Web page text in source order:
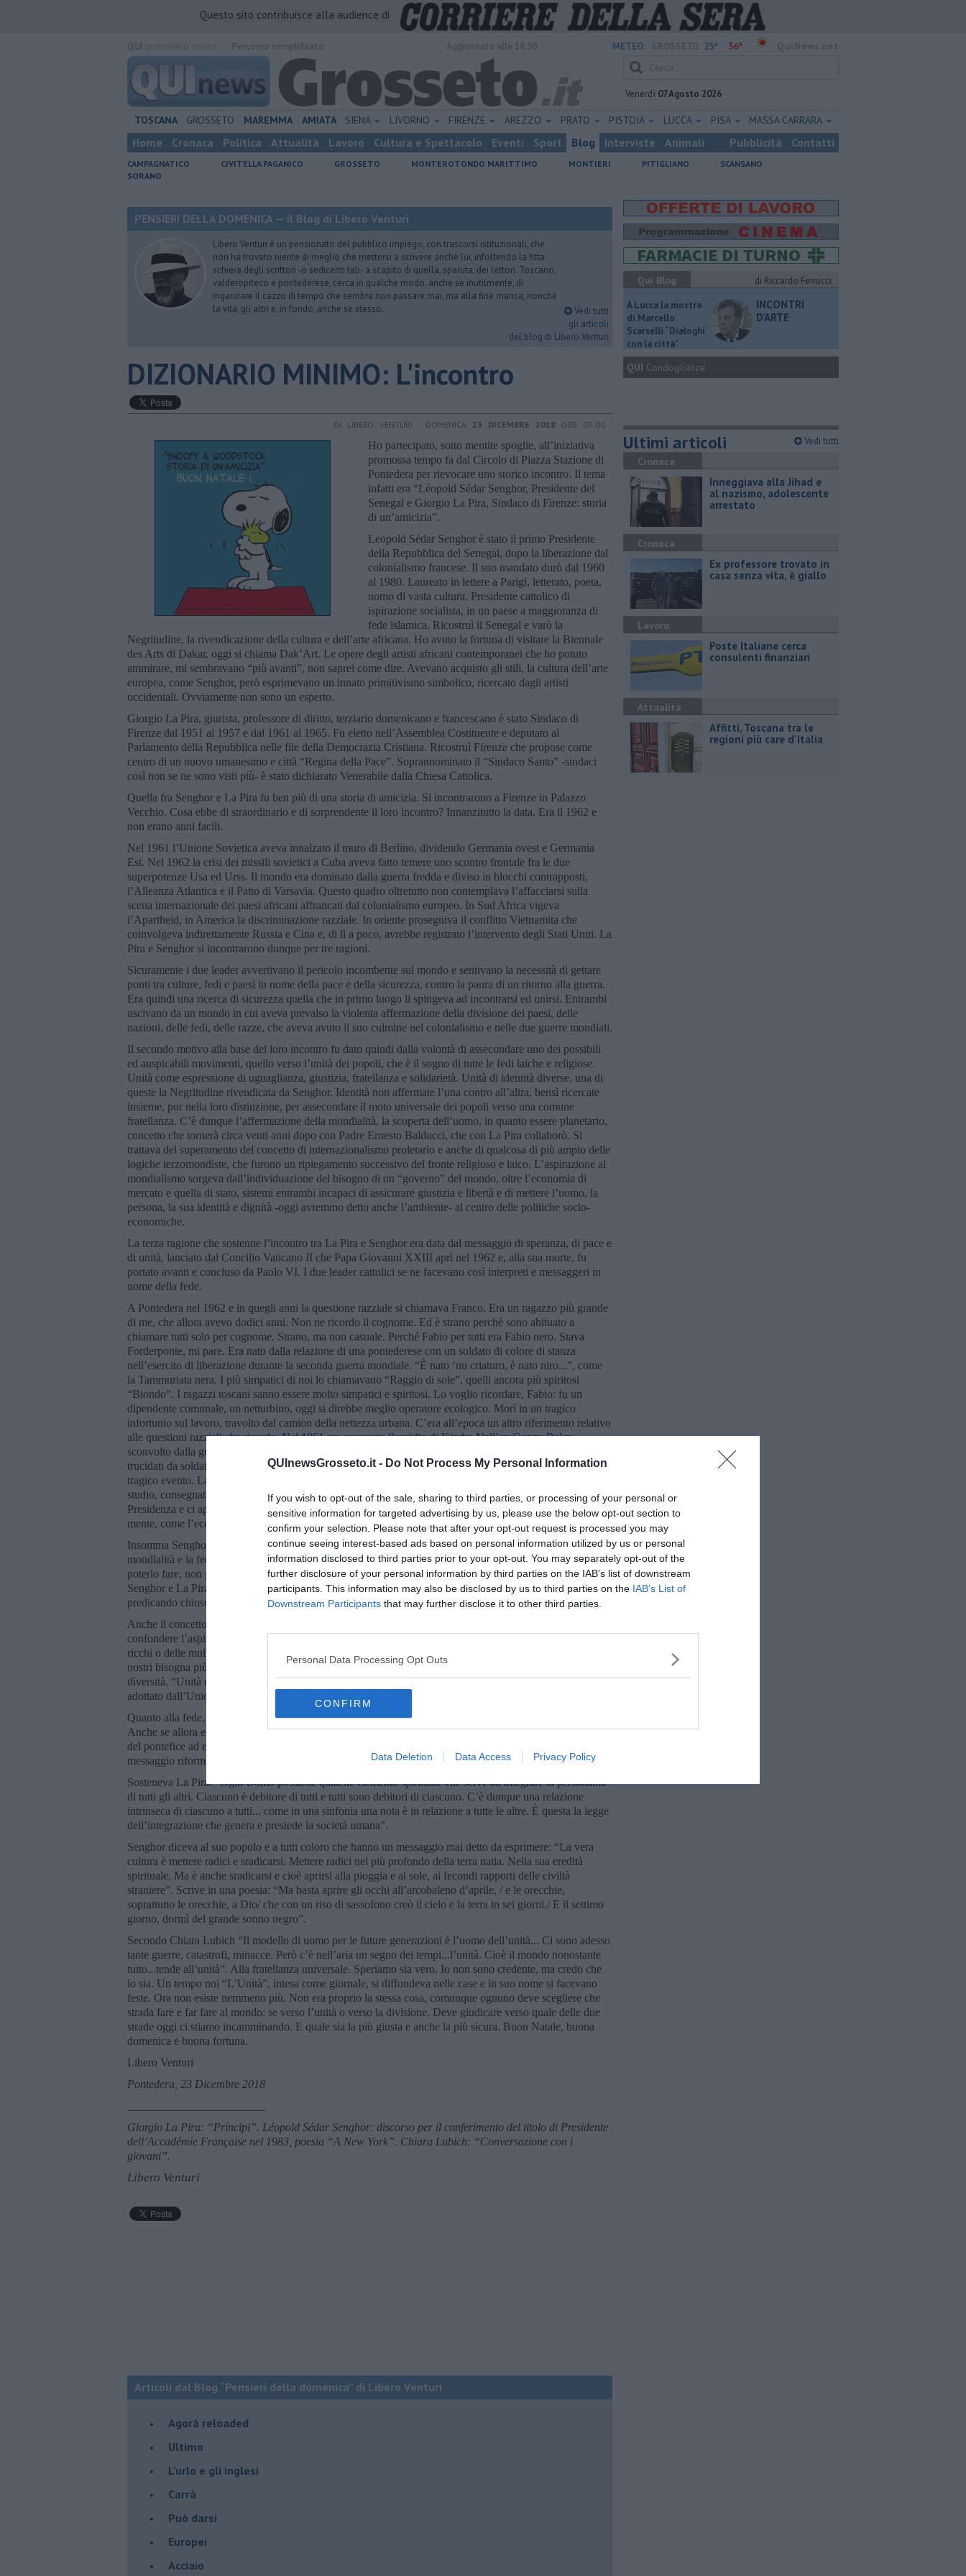
QUInewsGrosseto.it - Do Not Process My Personal Information
If you wish to opt-out of the sale, sharing to third parties, or processing of your personal or
sensitive information for targeted advertising by us, please use the below opt-out section to
confirm your selection. Please note that after your opt-out request is processed you may
continue seeing interest-based ads based on personal information utilized by us or personal
information disclosed to third parties prior to your opt-out. You may separately opt-out of the
further disclosure of your personal information by third parties on the IAB’s list of downstream
participants. This information may also be disclosed by us to third parties on the IAB’s List of
Downstream Participants that may further disclose it to other third parties.
Personal Data Processing Opt Outs
CONFIRM
Data Deletion Data Access Privacy Policy
Questo sito contribuisce alla audience di
METEO: 25° 36°
Venerdì 07 Agosto 2026
TOSCANA GROSSETO MAREMMA AMIATA SIENA LIVORNO FIRENZE AREZZO PRATO PISTOIA LUCCA PISA MASSA CARRARA
Home Cronaca Politica Attualità Lavoro Cultura e Spettacolo Eventi Sport Blog Interviste Animali Pubblicità Contatti
CAMPAGNATICO CIVITELLA PAGANICO GROSSETO MONTEROTONDO MARITTIMO MONTIERI PITIGLIANO
SCANSANO
SORANO
PENSIERI DELLA DOMENICA — il Blog di Libero Venturi
Libero Venturi è un pensionato del pubblico impiego, con trascorsi istituzionali, che
non ha trovato niente di meglio che mettersi a scrivere anche lui, infoltendo la fitta
schiera degli scrittori -o sedicenti tali- a scapito di quella, sparuta, dei lettori. Toscano,
valderopiteco e pontederese, cerca in qualche modo, anche se inutilmente, di
ingannare il cazzo di tempo che sembra non passare mai, ma alla fine manca, nonché
la vita, gli altri e, in fondo, anche se stesso.
Vedi tutti
gli articoli
del blog di Libero Venturi
DIZIONARIO MINIMO: L'incontro
DI LIBERO VENTURI - DOMENICA 23 DICEMBRE 2018 ORE 07:00
Ho partecipato, sotto mentite spoglie, all’iniziativa
promossa tempo fa dal Circolo di Piazza Stazione di
Pontedera per rievocare uno storico incontro. Il tema
infatti era “Léopold Sédar Senghor, Presidente del
Senegal e Giorgio La Pira, Sindaco di Firenze: storia
di un’amicizia”.
Leopold Sédar Senghor è stato il primo Presidente
della Repubblica del Senegal, dopo la liberazione dal
colonialismo francese. Il suo mandato durò dal 1960
al 1980. Laureato in lettere a Parigi, letterato, poeta,
uomo di vasta cultura, Presidente cattolico di
ispirazione socialista, in un paese a maggioranza di
fede islamica. Ricostruì il Senegal e varò la
Negritudine, la rivendicazione della cultura e dell’arte africana. Ho avuto la fortuna di visitare la Biennale
des Arts di Dakar, oggi si chiama Dak’Art. Le opere degli artisti africani contemporanei che ho potuto
ammirare, mi sembravano “più avanti”, non saprei come dire. Avevano acquisto gli stili, la cultura dell’arte
europea, come Senghor, però esprimevano un innato primitivismo simbolico, ricercato dagli artisti
occidentali. Ovviamente non sono un esperto.
Giorgio La Pira, giurista, professore di diritto, terziario domenicano e francescano è stato Sindaco di
Firenze dal 1951 al 1957 e dal 1961 al 1965. Fu eletto nell’Assemblea Costituente e deputato al
Parlamento della Repubblica nelle file della Democrazia Cristiana. Ricostruì Firenze che propose come
centro di un nuovo umanesimo e città “Regina della Pace”. Soprannominato il “Sindaco Santo” -sindaci
così non se ne sono visti più- è stato dichiarato Venerabile dalla Chiesa Cattolica.
Quella fra Senghor e La Pira fu ben più di una storia di amicizia. Si incontrarono a Firenze in Palazzo
Vecchio. Cosa ebbe di straordinario e di sorprendente il loro incontro? Innanzitutto la data. Era il 1962 e
non erano anni facili.
Nel 1961 l’Unione Sovietica aveva innalzato il muro di Berlino, dividendo Germania ovest e Germania
Est. Nel 1962 la crisi dei missili sovietici a Cuba aveva fatto temere uno scontro frontale fra le due
superpotenze Usa ed Urss. Il mondo era dominato dalla guerra fredda e diviso in blocchi contrapposti,
l’Alleanza Atlantica e il Patto di Varsavia. Questo quadro oltretutto non contemplava l’affacciarsi sulla
scena internazionale dei paesi africani affrancati dal colonialismo europeo. In Sud Africa vigeva
l’Apartheid, in America la discriminazione razziale. In oriente proseguiva il conflitto Vietnamita che
coinvolgeva indirettamente Russia e Cina e, di lì a poco, avrebbe registrato l’intervento degli Stati Uniti. La
Pira e Senghor si incontrarono dunque per tre ragioni.
Sicuramente i due leader avvertivano il pericolo incombente sul mondo e sentivano la necessità di gettare
ponti tra culture, fedi e paesi in nome della pace e della sicurezza, contro la paura di un ritorno alla guerra.
Era quindi una ricerca di sicurezza quella che in primo luogo li spingeva ad incontrarsi ed unirsi. Entrambi
uscivano da un mondo in cui aveva prevalso la violenta affermazione della divisione dei paesi, delle
nazioni, delle fedi, delle razze, che aveva avuto il suo culmine nel colonialismo e nelle due guerre mondiali.
Il secondo motivo alla base del loro incontro fu dato quindi dalla volontà di assecondare uno dei possibili
ed auspicabili movimenti, quello verso l’unità dei popoli, che è il sogno di tutte le fedi laiche e religiose.
Unità come espressione di uguaglianza, giustizia, fratellanza e solidarietà. Unità di identità diverse, una di
queste la Negritudine rivendicata da Senghor. Identità non affermate l’una contro all’altra, bensì ricercate
insieme, pur nella loro distinzione, per assecondare il moto universale dei popoli verso una comune
fratellanza. C’è dunque l’affermazione della mondialità, la scoperta dell’uomo, in quanto essere planetario,
concetto che tornerà circa venti anni dopo con Padre Ernesto Balducci, che con La Pira collaborò. Si
trattava del superamento del concetto di internazionalismo proletario e anche di qualcosa di più ampio delle
logiche terzomondiste, che furono un ripiegamento successivo del fronte religioso e laico. L’aspirazione al
mondialismo sorgeva dall’individuazione del bisogno di un “governo” del mondo, oltre l’economia di
mercato e quella di stato, sistemi entrambi incapaci di assicurare giustizia e libertà e di mettere l’uomo, la
persona, la sua identità e dignità -oggi avremmo detto anche l’ambiente- al centro delle politiche socio-
economiche.
La terza ragione che sostenne l’incontro tra La Pira e Senghor era data dal messaggio di speranza, di pace e
di unità, lanciato dal Concilio Vaticano II che Papa Giovanni XXIII aprì nel 1962 e, alla sua morte, fu
portato avanti e concluso da Paolo VI. I due leader cattolici se ne facevano così interpreti e messaggeri in
nome della fede.
A Pontedera nel 1962 e in quegli anni la questione razziale si chiamava Franco. Era un ragazzo più grande
di me, che allora avevo dodici anni. Non ne ricordo il cognome. Ed è strano perché sono abituato a
chiamare tutti solo per cognome. Strano, ma non casuale. Perché Fabio per tutti era Fabio nero. Stava
Forderponte, mi pare. Era nato dalla relazione di una pontederese con un soldato di colore di stanza
nell’esercito di liberazione durante la seconda guerra mondiale. “È nato ‘nu criaturo, è nato niro...”, come
la Tammuriata nera. I più simpatici di noi lo chiamavano “Raggio di sole”, quelli ancora più spiritosi
“Biondo”. I ragazzi toscani sanno essere molto simpatici e spiritosi. Lo voglio ricordare, Fabio: fu un
dipendente comunale, un netturbino, oggi si direbbe meglio operatore ecologico. Morì in un tragico
infortunio sul lavoro, travolto dal camion della nettezza urbana. C’era all’epoca un altro riferimento relativo
alle questioni razziali che ricordo. Nel 1961 era avvenuto l’eccidio di Kindu. Nell’ex Congo Belga,
sconvolto dalla guerra civile, 13 aviatori italiani del contingente Onu della 46º aerobrigata di Pisa, furono
trucidati da soldati congolesi. Accanto all’Aeroporto di Pisa c’è il Sacrario di Kindu che ricorda questo
tragico evento. La Preside della scuola media Curtatone, che per merito e bisogno, mi assegnò una borsa di
studio, consegnatami in una cerimonia all’Albergo Armonia, quando eravamo indisciplinati, usciva dalla
Presidenza e ci apostrofava così: “Congolesi! Smettete di fare confusione!” Chissà perché mi è rimasto in
mente, come l’eccidio.
Insomma Senghor e La Pira si incontrarono nel loro tempo per affermare tre cose: la sicurezza, la
mondialità e la fede. E pensate a come cambiano il tempo e le cose. Oggi parlare di sicurezza si pensa di
poterlo fare, non gettando ponti, promuovendo incontri e aperture o seminando speranze, come fecero
Senghor e La Pira. Oggi qualcuno, anche i nostri governanti, pretende di farlo erigendo nuovi muri,
predicando chiusure, diffondendo paure e sbandierando sovranismi e populismi nazionali.
Anche il concetto di mondialità di allora, oggi sembra rivestire un alone di ambiguità. Si tende infatti a
confondere l’aspirazione alla mondialità con la globalizzazione, intesa come dominio del mercato dei paesi
ricchi o delle multinazionali con la conseguente sopraffazione e subordinazione dei più poveri. E ai tempi
nostri bisogna più che mai precisare che l’unità non va privata del rispetto delle varie identità e quindi delle
diversità. “Unità nella diversità” fu lo slogan di Togliatti, il Migliore. Con un significato più esteso è stato
adottato dall’Unione Europea che però per ora mi sembra lo traduca capovolto: diversità nell’unità.
Quanto alla fede, essa travalica gli anni e resta la stessa. Giovanni XXIII ricorda un po’ Papa Francesco.
Anche se allora era la Chiesa che si apriva e chiamava al Concilio e oggi sembra sopratutto il grande afflato
del pontefice ad esprimersi in una Chiesa che non appare, sempre e tutta quanta, pronta a riconoscerne il
messaggio riformatore.
Sosteneva La Pira: “Ogni Uomo possiede qualche elemento spirituale che serve ad integrare la personalità
di tutti gli altri. Ciascuno è debitore di tutti e tutti sono debitori di ciascuno. C’è dunque una relazione
intrinseca di ciascuno a tutti... come in una sinfonia una nota è in relazione a tutte le altre. È questa la legge
dell’integrazione che genera e presiede la società umana”.
Senghor diceva al suo popolo e a tutti coloro che hanno un messaggio mai detto da esprimere: “La vera
cultura è mettere radici e sradicarsi. Mettere radici nel più profondo della terra natia. Nella sua eredità
spirituale. Ma è anche sradicarsi e cioè aprirsi alla pioggia e al sole, ai fecondi rapporti delle civiltà
straniere”. Scrive in una poesia: “Ma basta aprire gli occhi all’arcobaleno d’aprile, / e le orecchie,
soprattutto le orecchie, a Dio/ che con un riso di sassofono creò il cielo e la terra in sei giorni./ E il settimo
giorno, dormì del grande sonno negro”.
Secondo Chiara Lubich “Il modello di uomo per le future generazioni è l’uomo dell’unità... Ci sono adesso
tante guerre, catastrofi, minacce. Però c’è nell’aria un segno dei tempi...l’unità. Cioè il mondo nonostante
tutto...tende all’unità”. Alla fratellanza universale. Speriamo sia vero. Io non sono credente, ma credo che
lo sia. Un tempo noi “L’Unità”, intesa come giornale, si diffondeva nelle case e in suo nome si facevano
feste. Ora non esiste nemmeno più. Non era proprio la stessa cosa, comunque ognuno deve scegliere che
strada fare e far fare al mondo: se verso l’unità o verso la divisione. Deve giudicare verso quale delle due
strade oggi ci stiamo incamminando. E quale sia la più giusta e anche la più sicura. Buon Natale, buona
domenica e buona fortuna.
Libero Venturi
Pontedera, 23 Dicembre 2018
Giorgio La Pira: “Principi”. Léopold Sédar Senghor: discorso per il conferimento del titolo di Presidente
dell’Accadémie Française nel 1983, poesia “A New York”. Chiara Lubich: “Conversazione con i
giovani”.
Libero Venturi
Articoli dal Blog “Pensieri della domenica” di Libero Venturi
​Agorà reloaded
Ultimo
​L’urlo e gli inglesi
Carrà
Può darsi
Europei
Acciaio
Qui Blog
di Riccardo Ferrucci
A Lucca la mostra
di Marcello
Scarselli “Dialoghi
con la città"
INCONTRI
D'ARTE
QUI Condoglianze
Ultimi articoli Vedi tutti
Cronaca
Inneggiava alla Jihad e
al nazismo, adolescente
arrestato
Cronaca
Ex professore trovato in
casa senza vita, è giallo
Lavoro
Poste Italiane cerca
consulenti finanziari
Attualità
Affitti, Toscana tra le
regioni più care d'Italia